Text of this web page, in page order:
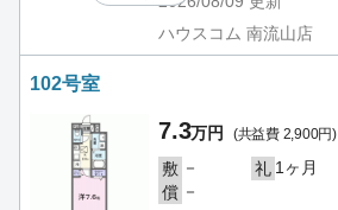
ハウスコム 南流山店
102号室
7.3万円 (共益費 2,900円)
敷 － 礼 1ヶ月
償 －